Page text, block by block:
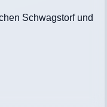
Schwagstorf und